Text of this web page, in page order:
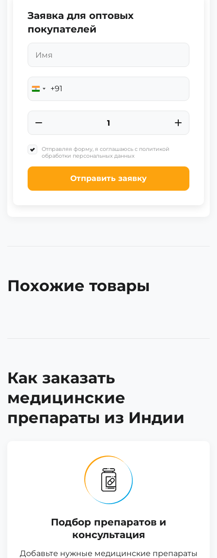
Заявка для оптовых
покупателей
India
+91
+91
Отправляя форму, я соглашаюсь с политикой
обработки персональных данных
Отправить заявку
Похожие товары
Как заказать
медицинские
препараты из Индии
Подбор препаратов и
консультация
Добавьте нужные медицинские препараты